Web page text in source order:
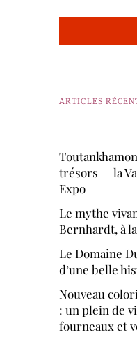
ARTICLES
trésors — la
Expo
Le mythe
Bernhardt, à
Le Domaine
d’une belle
Nouveau
: un plein de
fourneaux et